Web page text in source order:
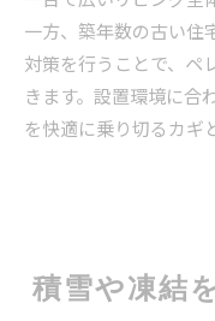
一方、築年数の古い住
対策を行うことで、ペ
きます。設置環境に合
を快適に乗り切るカギ
積雪や凍結